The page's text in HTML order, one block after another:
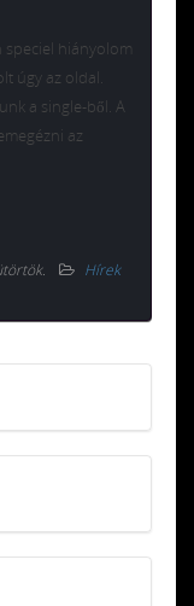
speciel hiányolom
úgy az oldal.
a single-ből. A
az
.
Hírek